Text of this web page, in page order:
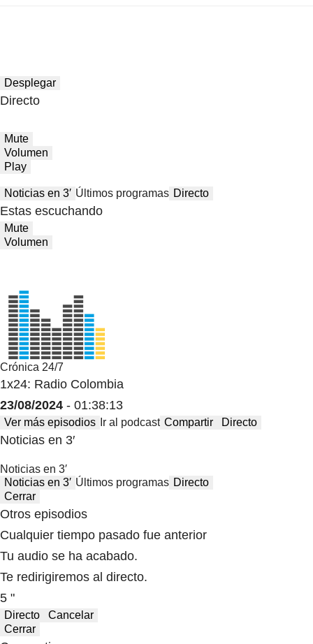
Desplegar
Directo
Mute
Volumen
Play
Noticias en 3′ Últimos programas Directo
Estas escuchando
Mute
Volumen
Crónica 24/7
1x24: Radio Colombia
23/08/2024 - 01:38:13
Ver más episodios Ir al podcast Compartir Directo
Noticias en 3′
Noticias en 3′
Noticias en 3′ Últimos programas Directo
Cerrar
Otros episodios
Cualquier tiempo pasado fue anterior
Tu audio se ha acabado.
Te redirigiremos al directo.
5 "
Directo
Cancelar
Cerrar